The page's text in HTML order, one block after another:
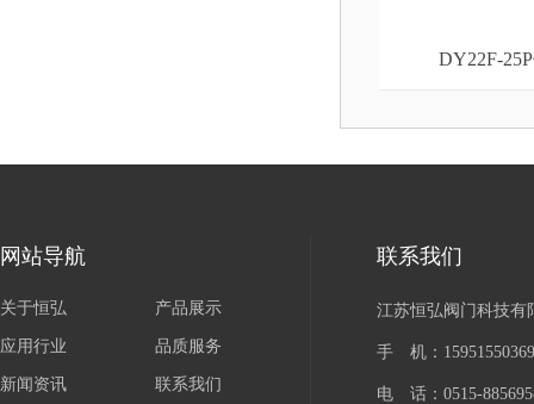
DY22F-
网站导航
关于恒弘 产品展示
应用行业 品质服务
新闻资讯 联系我们
联系我们
江苏恒弘阀门科技有
手 机：
电 话：0515-